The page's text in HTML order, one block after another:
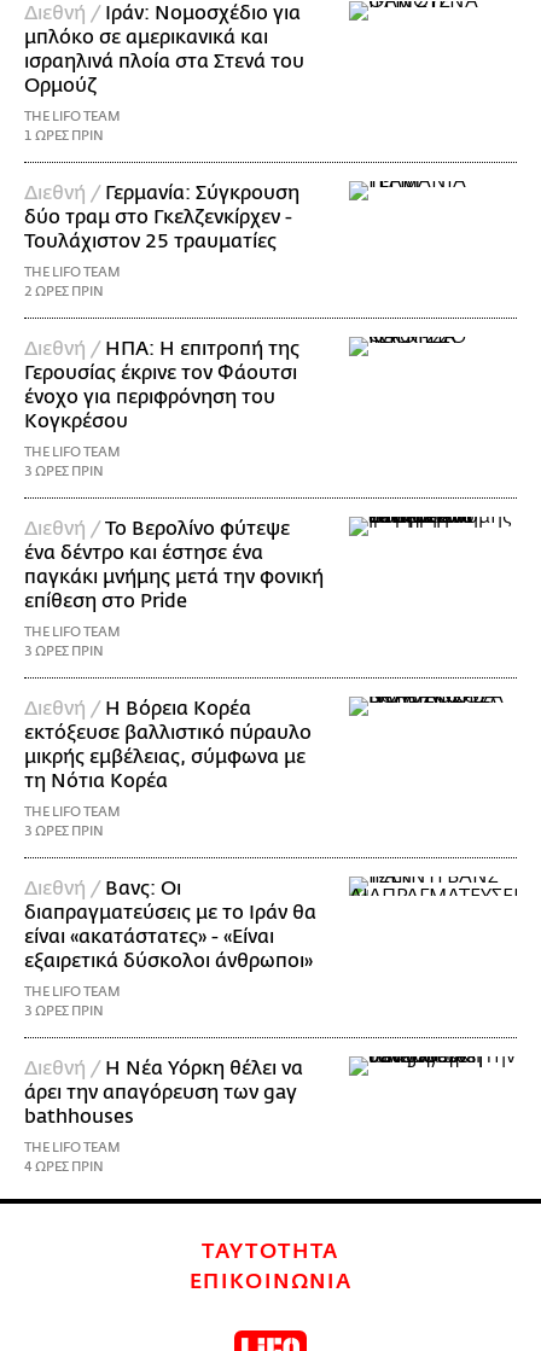
Διεθνή / Ιράν: Νομοσχέδιο για
μπλόκο σε αμερικανικά και
ισραηλινά πλοία στα Στενά του
Ορμούζ
THE LIFO TEAM
1 ΩΡΕΣ ΠΡΙΝ
Διεθνή / Γερμανία: Σύγκρουση
δύο τραμ στο Γκελζενκίρχεν -
Τουλάχιστον 25 τραυματίες
THE LIFO TEAM
2 ΩΡΕΣ ΠΡΙΝ
Διεθνή / ΗΠΑ: Η επιτροπή της
Γερουσίας έκρινε τον Φάουτσι
ένοχο για περιφρόνηση του
Κογκρέσου
THE LIFO TEAM
3 ΩΡΕΣ ΠΡΙΝ
Διεθνή /Το Βερολίνο φύτεψε
ένα δέντρο και έστησε ένα
παγκάκι μνήμης μετά την φονική
επίθεση στο Pride
THE LIFO TEAM
3 ΩΡΕΣ ΠΡΙΝ
Διεθνή / Η Βόρεια Κορέα
εκτόξευσε βαλλιστικό πύραυλο
μικρής εμβέλειας, σύμφωνα με
τη Νότια Κορέα
THE LIFO TEAM
3 ΩΡΕΣ ΠΡΙΝ
Διεθνή / Βανς: Οι
διαπραγματεύσεις με το Ιράν θα
είναι «ακατάστατες» - «Είναι
εξαιρετικά δύσκολοι άνθρωποι»
THE LIFO TEAM
3 ΩΡΕΣ ΠΡΙΝ
Διεθνή / Η Νέα Υόρκη θέλει να
άρει την απαγόρευση των gay
bathhouses
THE LIFO TEAM
4 ΩΡΕΣ ΠΡΙΝ
ΤΑΥΤΟΤΗΤΑ
ΕΠΙΚΟΙΝΩΝΙΑ